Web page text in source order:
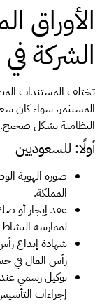
الأوراق
الشركة
تختلف المستندات
المستثمر، سواء كان
النظامية بشكل صحيح.
أولًا: للسعوديين
صورة الهوية
المملكة.
عقد إيجار أو
لممارسة
شهادة إيداع
رأس المال في
توكيل رسمي
إجراءات